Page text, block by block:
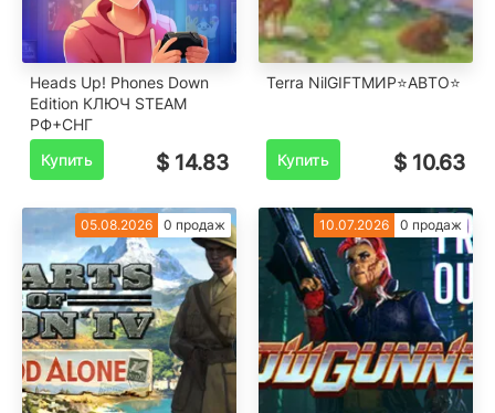
Heads Up! Phones Down
Edition КЛЮЧ STEAM
РФ+СНГ
Купить
$ 14.83
Terra NilGIFTМИР⭐️АВТО⭐️
Купить $ 10.63
05.08.2026 0 продаж 10.07.2026 0 продаж